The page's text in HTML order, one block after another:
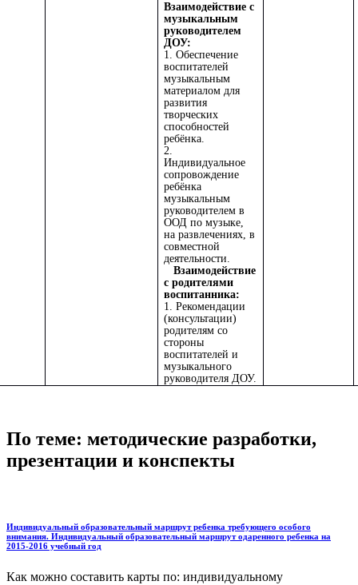
Взаимодействие с
музыкальным
руководителем
ДОУ:
1. Обеспечение
воспитателей
музыкальным
материалом для
развития
творческих
способностей
ребёнка.
2.
Индивидуальное
сопровождение
ребёнка
музыкальным
руководителем в
ООД по музыке,
на развлечениях, в
совместной
деятельности.
Взаимодействие
с родителями
воспитанника:
1. Рекомендации
(консультации)
родителям со
стороны
воспитателей и
музыкального
руководителя ДОУ.
По теме: методические разработки,
презентации и конспекты
Индивидуальный образовательный маршрут ребенка требующего особого
внимания. Индивидуальный образовательный маршрут одаренного ребенка на
2015-2016 учебный год
Как можно составить карты по: индивидуальному